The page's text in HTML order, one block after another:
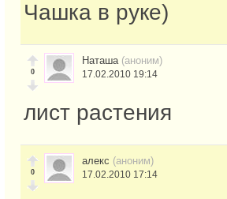
Чашка в руке)
0
Наташа (аноним)
17.02.2010 19:14
лист растения
0
алекс (аноним)
17.02.2010 17:14